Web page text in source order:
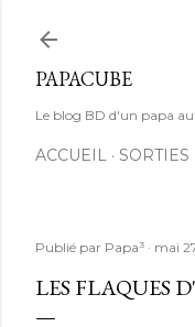
PAPACUBE
Le blog BD d'un papa au
ACCUEIL
Publié par Papa³ mai
LES FLAQUES